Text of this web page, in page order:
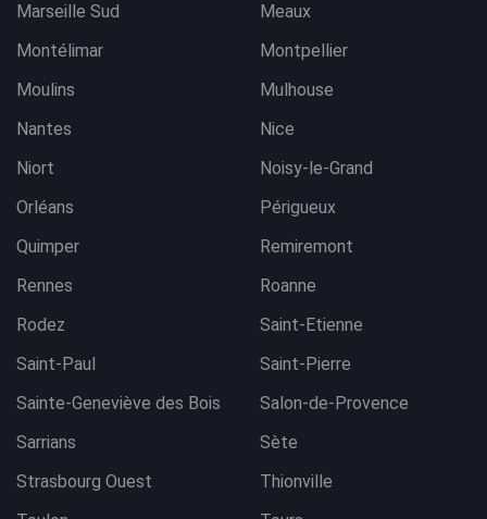
Marseille Sud
Meaux
Montélimar
Montpellier
Moulins
Mulhouse
Nantes
Nice
Niort
Noisy-le-Grand
Orléans
Périgueux
Quimper
Remiremont
Rennes
Roanne
Rodez
Saint-Etienne
Saint-Paul
Saint-Pierre
Sainte-Geneviève des Bois
Salon-de-Provence
Sarrians
Sète
Strasbourg Ouest
Thionville